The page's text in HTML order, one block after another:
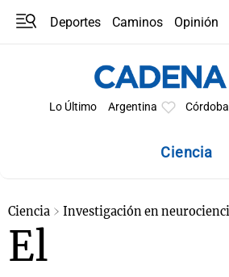
Deportes Caminos
Opinión
Lo Último Argentina Córdoba
Ciencia
Ciencia Investigación en
El